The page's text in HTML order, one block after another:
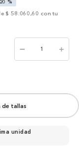
20 %
$ 58.060,60 con tu
＋
－
de tallas
unidad